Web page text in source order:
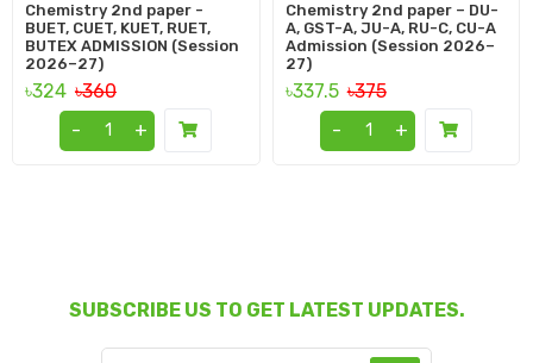
Chemistry 2nd paper -
BUET, CUET, KUET, RUET,
BUTEX ADMISSION (Session
2026–27)
৳324 ৳360
-
+
Chemistry 2nd paper – DU-
A, GST-A, JU-A, RU-C, CU-A
Admission (Session 2026–
27)
৳337.5 ৳375
-
+
SUBSCRIBE US TO GET LATEST UPDATES.